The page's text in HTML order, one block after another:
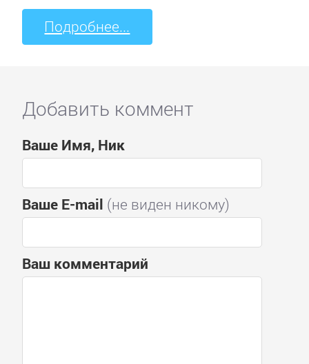
Подробнее...
Добавить коммент
Ваше Имя, Ник
Ваше E-mail (не виден никому)
Ваш комментарий